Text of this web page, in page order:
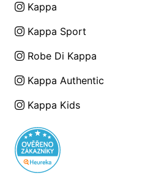
Kappa
Kappa Sport
Robe Di Kappa
Kappa Authentic
Kappa Kids